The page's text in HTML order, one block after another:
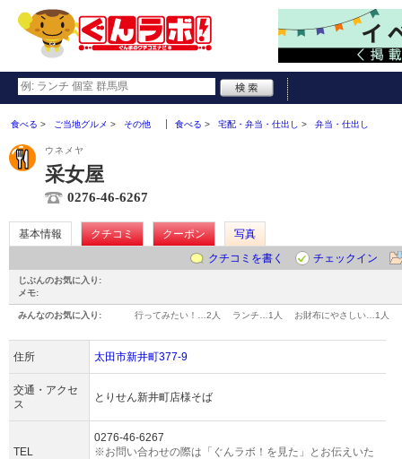
食べる ご当地グルメ その他 食べる 宅配・弁当・仕出し 弁当・仕出し
ウネメヤ
采女屋
0276-46-6267
基本情報 クチコミ クーポン
写真
クチコミを書く
チェックイン
じぶんのお気に入り:
メモ:
みんなのお気に入り: 行ってみたい！… 2人 ランチ… 1人 お財布にやさしい… 1人
住所 太田市新井町377-9
交通・アクセ
ス
とりせん新井町店様そば
TEL
0276-46-6267
※お問い合わせの際は「ぐんラボ！を見た」とお伝えいた